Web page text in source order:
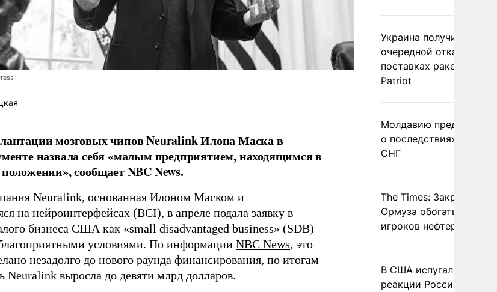
мозговых чипов Neuralink Илона Маска в
назвала себя «малым предприятием, находящимся в
сообщает NBC News.
Neuralink, основанная Илоном Маском и
на нейроинтерфейсах (BСI), в апреле подала заявку в
бизнеса США как «small disadvantaged business» (SDB) —
условиями. По информации NBC News, это
незадолго до нового раунда финансирования, по итогам
Neuralink выросла до девяти млрд долларов.
Украина получила
очередной отказ в
поставках ракет для
Patriot
Молдавию
о последствиях выхода
СНГ
The Times: Закрытие
Ормуза обогатило
игроков нефтерынка
В США испугались
реакции России и